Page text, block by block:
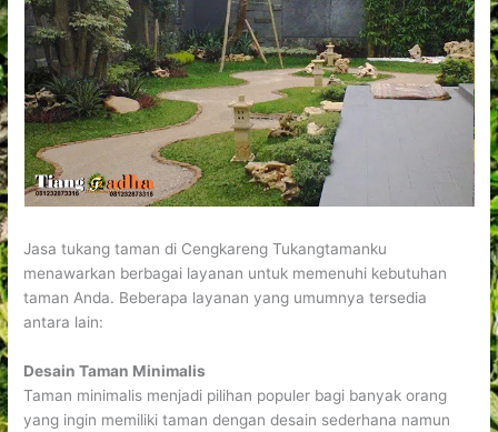
Jasa tukang taman di Cengkareng Tukangtamanku
menawarkan berbagai layanan untuk memenuhi kebutuhan
taman Anda. Beberapa layanan yang umumnya tersedia
antara lain:
Desain Taman Minimalis
Taman minimalis menjadi pilihan populer bagi banyak orang
yang ingin memiliki taman dengan desain sederhana namun